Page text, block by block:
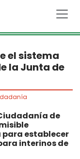
el sistema
la Junta de
de
establecer
interinos de